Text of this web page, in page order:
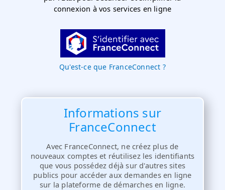
connexion à vos services en ligne
Qu'est-ce que FranceConnect ?
Informations sur
FranceConnect
Avec FranceConnect, ne créez plus de
nouveaux comptes et réutilisez les identifiants
que vous possédez déjà sur d'autres sites
publics pour accéder aux demandes en ligne
sur la plateforme de démarches en ligne.